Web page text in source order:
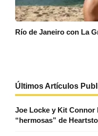
Río de Janeiro con La
Últimos Artículos
Joe Locke y Kit Connor
“hermosas” de